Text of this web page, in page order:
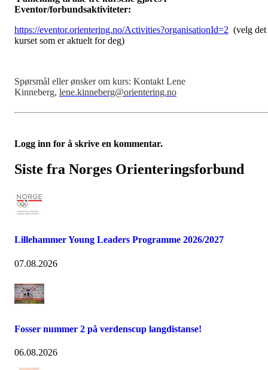
Eventor/forbundsaktiviteter:
https://eventor.orientering.no/Activities?organisationId=2 (velg det
kurset som er aktuelt for deg)
Spørsmål eller ønsker om kurs: Kontakt Lene
Kinneberg, lene.kinneberg@orientering.no
Logg inn for å skrive en kommentar.
Siste fra Norges Orienteringsforbund
Lillehammer Young Leaders Programme 2026/2027
07.08.2026
Fosser nummer 2 på verdenscup langdistanse!
06.08.2026